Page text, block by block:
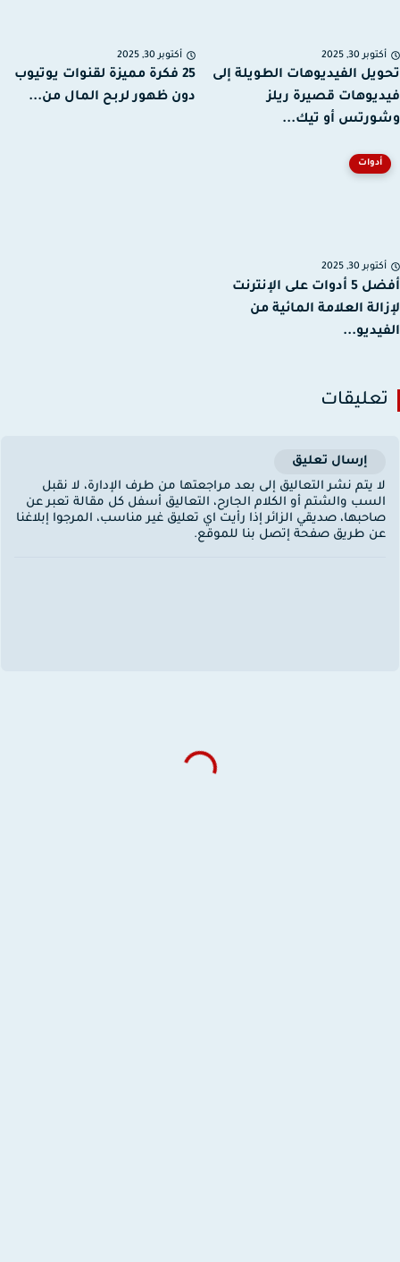
30, 2025
الفيديوهات الطويلة إلى
قصيرة ريلز
أو تيك...
أكتوبر 30, 2025
25 فكرة مميزة لقنوات يوتيوب
دون ظهور لربح المال من...
أدوات
30, 2025
أفضل 5 أدوات على الإنترنت
العلامة المائية من
إرسال تعليق
يتم نشر التعاليق إلى بعد مراجعتها من طرف الإدارة، لا نقبل
والشتم أو الكلام الجارح، التعاليق أسفل كل مقالة تعبر عن
صديقي الزائر إذا رأيت اي تعليق غير مناسب، المرجوا إبلاغنا
طريق صفحة إتصل بنا للموقع.